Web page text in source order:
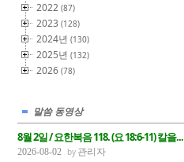
2022(87)
2023(128)
2024년(130)
2025년(132)
2026(78)
말씀 동영상
8월 2일 / 요한복음 118. (요 18:6-11) 칼을...
2026-08-02 관리자